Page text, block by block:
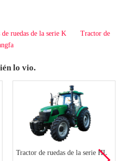
de ruedas de la serie K
Tractor de
lo vio.
Tractor de ruedas de la serie HL